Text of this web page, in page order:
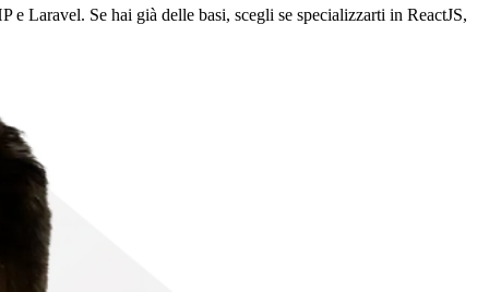
Laravel. Se hai già delle basi, scegli se specializzarti in ReactJS,